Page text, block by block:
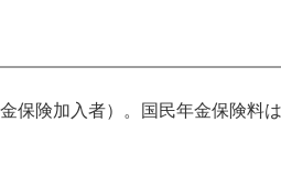
保険加入者）。国民年金保険料